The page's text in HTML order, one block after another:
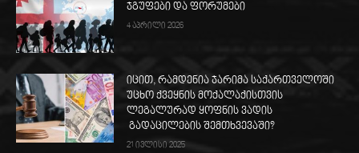
ჯგუფები და ფორუმები
4 აპრილი 2026
იცით, რამდენია ჯარიმა საქართველოში
უცხო ქვეყნის მოქალაქისთვის
ლეგალურად ყოფნის ვადის
გადაცილების შემთხვევაში?
21 ივლისი 2025